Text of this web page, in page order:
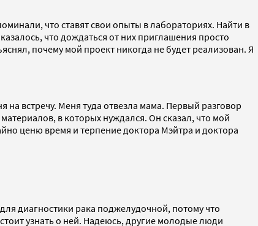
что ставят свои опыты в лабораториях. Найти в
что дождаться от них приглашения просто
почему мой проект никогда не будет реализован. Я
встречу. Меня туда отвезла мама. Первый разговор
в которых нуждался. Он сказал, что мой
ценю время и терпение доктора Мэйтра и доктора
диагностики рака поджелудочной, потому что
узнать о ней. Надеюсь, другие молодые люди